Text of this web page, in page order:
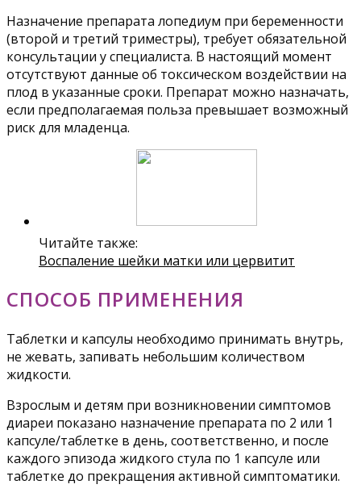
Назначение препарата лопедиум при беременности
(второй и третий триместры), требует обязательной
консультации у специалиста. В настоящий момент
отсутствуют данные об токсическом воздействии на
плод в указанные сроки. Препарат можно назначать,
если предполагаемая польза превышает возможный
риск для младенца.
Читайте также:
Воспаление шейки матки или цервитит
СПОСОБ ПРИМЕНЕНИЯ
Таблетки и капсулы необходимо принимать внутрь,
не жевать, запивать небольшим количеством
жидкости.
Взрослым и детям при возникновении симптомов
диареи показано назначение препарата по 2 или 1
капсуле/таблетке в день, соответственно, и после
каждого эпизода жидкого стула по 1 капсуле или
таблетке до прекращения активной симптоматики.